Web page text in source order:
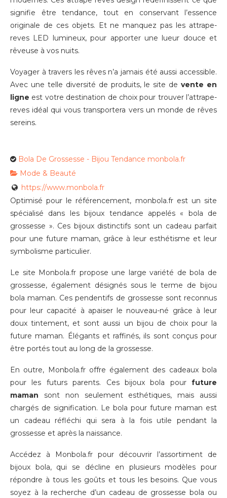
signifie être tendance, tout en conservant l’essence
originale de ces objets. Et ne manquez pas les attrape-
reves LED lumineux, pour apporter une lueur douce et
rêveuse à vos nuits.
Voyager à travers les rêves n’a jamais été aussi accessible.
Avec une telle diversité de produits, le site devente en
ligne est votre destination de choix pour trouver l’attrape-
reves idéal qui vous transportera vers un monde de rêves
sereins.
Bola De Grossesse - Bijou Tendance monbola.fr
Mode & Beauté
https://www.monbola.fr
Optimisé pour le référencement, monbola.fr est un site
spécialisé dans les bijoux tendance appelés « bola de
grossesse ». Ces bijoux distinctifs sont un cadeau parfait
pour une future maman, grâce à leur esthétisme et leur
symbolisme particulier.
Le site Monbola.fr propose une large variété de bola de
grossesse, également désignés sous le terme de bijou
bola maman. Ces pendentifs de grossesse sont reconnus
pour leur capacité à apaiser le nouveau-né grâce à leur
doux tintement, et sont aussi un bijou de choix pour la
future maman. Élégants et raffinés, ils sont conçus pour
être portés tout au long de la grossesse.
En outre, Monbola.fr offre également des cadeaux bola
pour les futurs parents. Ces bijoux bola pour future
maman sont non seulement esthétiques, mais aussi
chargés de signification. Le bola pour future maman est
un cadeau réfléchi qui sera à la fois utile pendant la
grossesse et après la naissance.
Accédez à Monbola.fr pour découvrir l’assortiment de
bijoux bola, qui se décline en plusieurs modèles pour
répondre à tous les goûts et tous les besoins. Que vous
soyez à la recherche d’un cadeau de grossesse bola ou